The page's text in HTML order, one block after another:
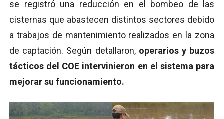
se registró una reducción en el bombeo de las
cisternas que abastecen distintos sectores debido
a trabajos de mantenimiento realizados en la zona
de captación. Según detallaron, operarios y buzos
tácticos del COE intervinieron en el sistema para
mejorar su funcionamiento.